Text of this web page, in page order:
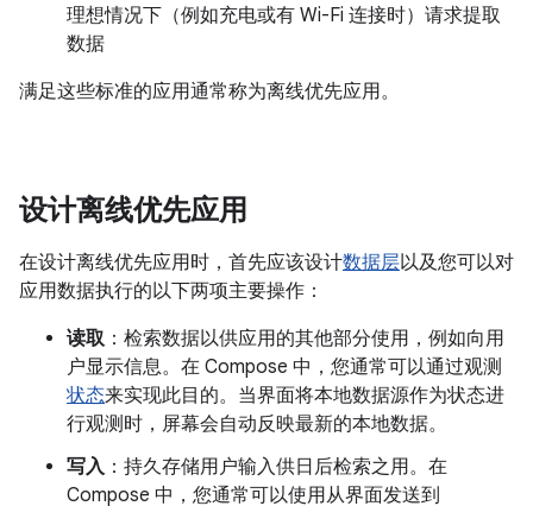
理想情况下（例如充电或有 Wi-Fi 连接时）请求提取
数据
满足这些标准的应用通常称为离线优先应用。
设计离线优先应用
在设计离线优先应用时，首先应该设计数据层以及您可以对
应用数据执行的以下两项主要操作：
读取：检索数据以供应用的其他部分使用，例如向用
户显示信息。在 Compose 中，您通常可以通过观测
状态来实现此目的。当界面将本地数据源作为状态进
行观测时，屏幕会自动反映最新的本地数据。
写入：持久存储用户输入供日后检索之用。在
Compose 中，您通常可以使用从界面发送到